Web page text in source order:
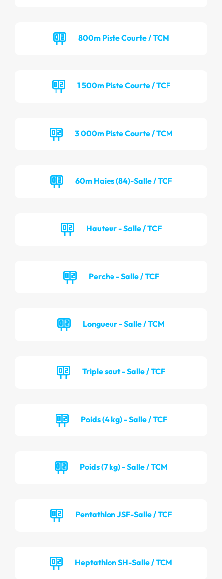
800m Piste Courte / TCM
1 500m Piste Courte / TCF
3 000m Piste Courte / TCM
60m Haies (84)-Salle / TCF
Hauteur - Salle / TCF
Perche - Salle / TCF
Longueur - Salle / TCM
Triple saut - Salle / TCF
Poids (4 kg) - Salle / TCF
Poids (7 kg) - Salle / TCM
Pentathlon JSF-Salle / TCF
Heptathlon SH-Salle / TCM